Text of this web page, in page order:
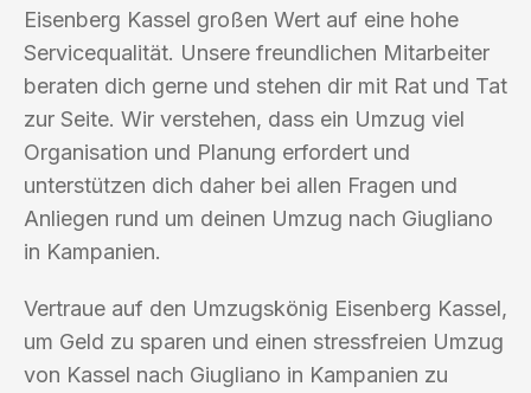
Eisenberg Kassel großen Wert auf eine hohe
Servicequalität. Unsere freundlichen Mitarbeiter
beraten dich gerne und stehen dir mit Rat und Tat
zur Seite. Wir verstehen, dass ein Umzug viel
Organisation und Planung erfordert und
unterstützen dich daher bei allen Fragen und
Anliegen rund um deinen Umzug nach Giugliano
in Kampanien.
Vertraue auf den Umzugskönig Eisenberg Kassel,
um Geld zu sparen und einen stressfreien Umzug
von Kassel nach Giugliano in Kampanien zu